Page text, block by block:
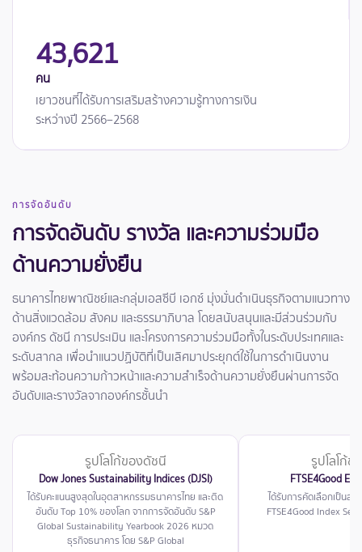
43,621
คน
เยาวชนที่ได้รับการเสริมสร้างความรู้ทางการเงิน
ระหว่างปี 2566–2568
การจัดอันดับ
การจัดอันดับ รางวัล และความร่วมมือ
ด้านความยั่งยืน
ธนาคารไทยพาณิชย์และกลุ่มเอสซีบี เอกซ์ มุ่งมั่นดำเนินธุรกิจตามแนวทาง
ด้านสิ่งแวดล้อม สังคม และธรรมาภิบาล โดยสนับสนุนและมีส่วนร่วมกับ
องค์กร ดัชนี การประเมิน และโครงการความร่วมมือทั้งในระดับประเทศและ
ระดับสากล เพื่อนำแนวปฏิบัติที่เป็นเลิศมาประยุกต์ใช้ในการดำเนินงาน
พร้อมสะท้อนความก้าวหน้าและความสำเร็จด้านความยั่งยืนผ่านการจัด
อันดับและรางวัลจากองค์กรชั้นนำ
รูปโลโก้ของดัชนี
Dow Jones Sustainability Indices (DJSI)
ได้รับคะแนนสูงสุดในอุตสาหกรรมธนาคารไทย และติด
อันดับ Top 10% ของโลก จากการจัดอันดับ S&P
Global Sustainability Yearbook 2026 หมวด
ธุรกิจธนาคาร โดย S&P Global
รูปโลโก้
FTSE4Good
ได้รับการคัดเลือกเป็นส
FTSE4Good Index